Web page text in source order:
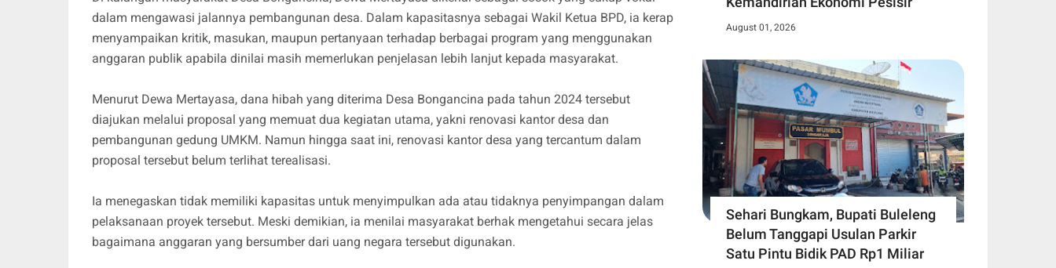
dalam mengawasi jalannya pembangunan desa. Dalam kapasitasnya sebagai Wakil Ketua BPD, ia kerap
menyampaikan kritik, masukan, maupun pertanyaan terhadap berbagai program yang menggunakan
anggaran publik apabila dinilai masih memerlukan penjelasan lebih lanjut kepada masyarakat.
Menurut Dewa Mertayasa, dana hibah yang diterima Desa Bongancina pada tahun 2024 tersebut
diajukan melalui proposal yang memuat dua kegiatan utama, yakni renovasi kantor desa dan
pembangunan gedung UMKM. Namun hingga saat ini, renovasi kantor desa yang tercantum dalam
proposal tersebut belum terlihat terealisasi.
Ia menegaskan tidak memiliki kapasitas untuk menyimpulkan ada atau tidaknya penyimpangan dalam
pelaksanaan proyek tersebut. Meski demikian, ia menilai masyarakat berhak mengetahui secara jelas
bagaimana anggaran yang bersumber dari uang negara tersebut digunakan.
August 01, 2026
Sehari Bungkam, Bupati Buleleng
Belum Tanggapi Usulan Parkir
Satu Pintu Bidik PAD Rp1 Miliar